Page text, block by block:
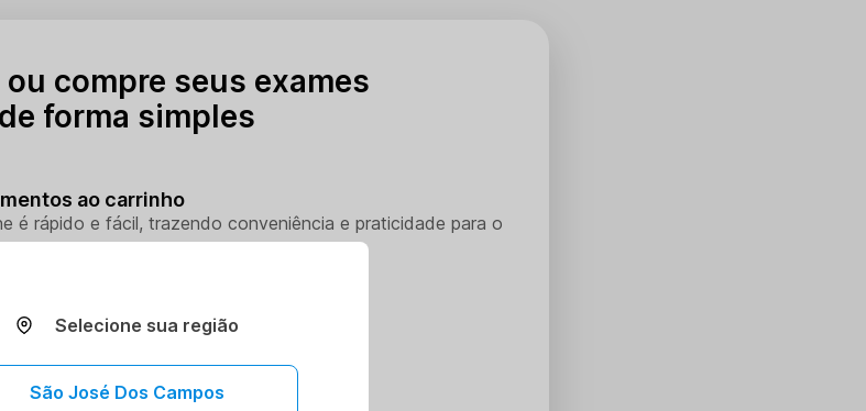
compre seus exames
de forma simples
ao carrinho
é rápido e fácil, trazendo conveniência e praticidade para o
se encaixe na sua rotina
unidade escolhida
Selecione sua região
São José Dos Campos